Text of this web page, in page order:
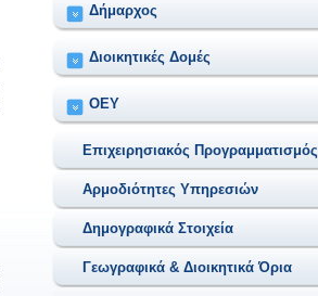
Δήμαρχος
Διοικητικές Δομές
ΟEΥ
Επιχειρησιακός Προγραμματισμός
Αρμοδιότητες Υπηρεσιών
Δημογραφικά Στοιχεία
Γεωγραφικά & Διοικητικά Όρια